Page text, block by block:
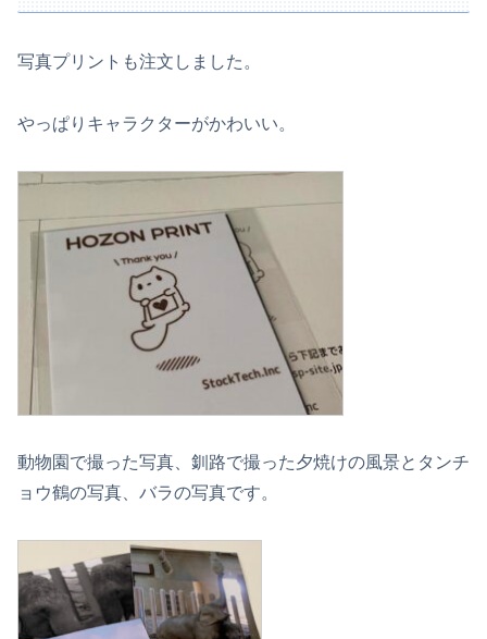
写真プリントも注文しました。
やっぱりキャラクターがかわいい。
動物園で撮った写真、釧路で撮った夕焼けの風景とタンチ
ョウ鶴の写真、バラの写真です。